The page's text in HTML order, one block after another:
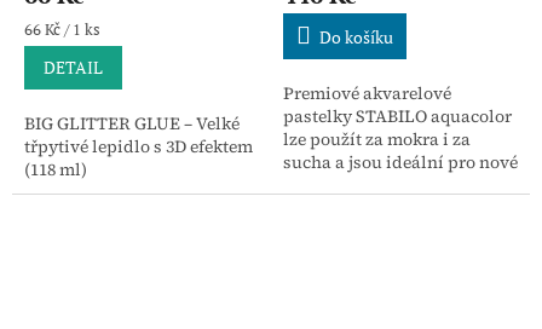
Měrná
cena:
66 Kč / 1 ks
DETAIL
BIG GLITTER GLUE – Velké
třpytivé lepidlo s 3D efektem
(118 ml)
Do košíku
Premiové akvarelové
pastelky STABILO aquacolor
lze použít za mokra i za
sucha a jsou ideální pro nové